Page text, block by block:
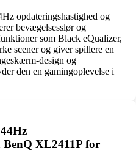
opdateringshastighed og
bevægelsesslør og
som Black eQualizer,
scener og giver spillere en
design og
den en gamingoplevelse i
BenQ XL2411P for